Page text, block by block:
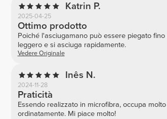
Katrin P.
2025-04-25
Ottimo prodotto
Poiché l'asciugamano può essere piegato
leggero e si asciuga rapidamente.
Vedere Originale
Inês N.
2024-11-28
Praticità
Essendo realizzato in microfibra, occupa
ordinatamente. Mi piace molto!